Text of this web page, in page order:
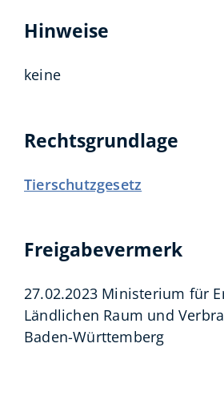
Hinweise
keine
Rechtsgrundlage
Tierschutzgesetz
Freigabevermerk
27.02.2023 Ministerium für
Ländlichen Raum und
Baden-Württemberg